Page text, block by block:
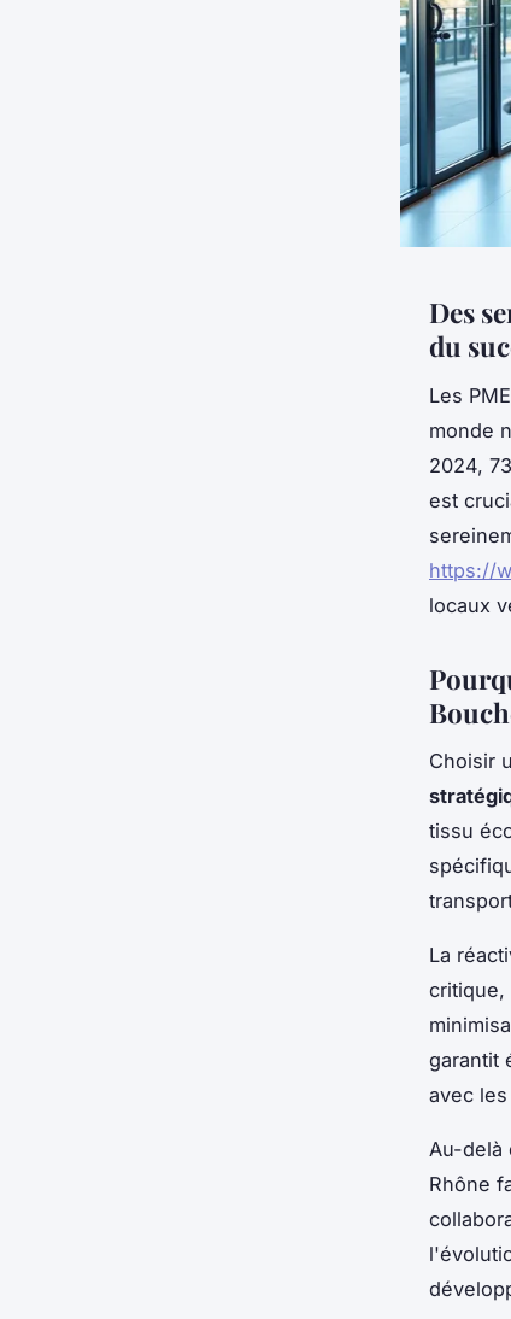
Des
du
Les
monde
2024,
est
https://
locaux
Choisir
tissu
La
critique,
garantit
avec
Au-delà
Rhône